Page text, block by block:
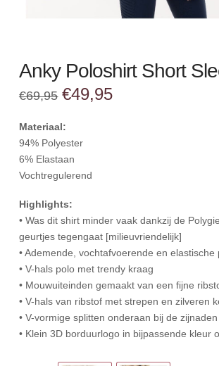
Anky Poloshirt Short
€69,95 Oorspronkelijke
prijs
€69,95.
€49,95
Materiaal:
94% Polyester
6% Elastaan
Vochtregulerend
Highlights:
• Was dit shirt minder vaak dankzij de
geurtjes tegengaat [milieuvriendelijk]
• Ademende, vochtafvoerende en elastische
• V-hals polo met trendy kraag
• Mouwuiteinden gemaakt van een fijne
• V-hals van ribstof met strepen en zilveren
• V-vormige splitten onderaan bij de zijnaden
• Klein 3D borduurlogo in bijpassende kleur